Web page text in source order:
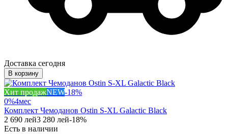
Доставка сегодня
В корзину
Хит продажNEW-18%
0%4мес
Комплект Чемоданов Ostin S-XL Galactic Black
2 690 лей3 280 лей-18%
Есть в наличии